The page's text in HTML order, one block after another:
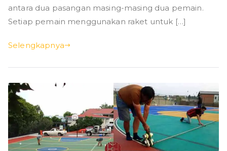
antara dua pasangan masing-masing dua pemain.
Setiap pemain menggunakan raket untuk […]
Selengkapnya